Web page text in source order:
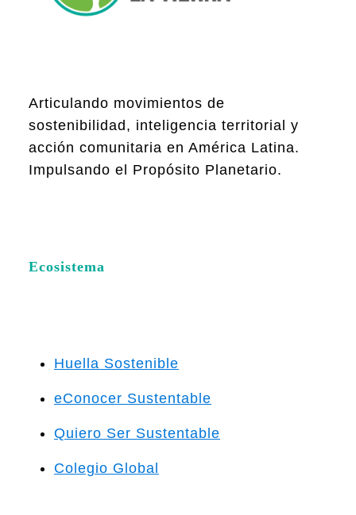
Articulando movimientos de
sostenibilidad, inteligencia territorial y
acción comunitaria en América Latina.
Impulsando el Propósito Planetario.
Ecosistema
Huella Sostenible
eConocer Sustentable
Quiero Ser Sustentable
Colegio Global